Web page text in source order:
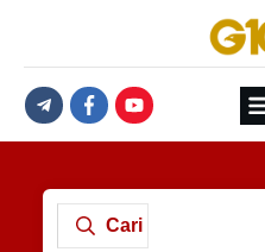
Cari